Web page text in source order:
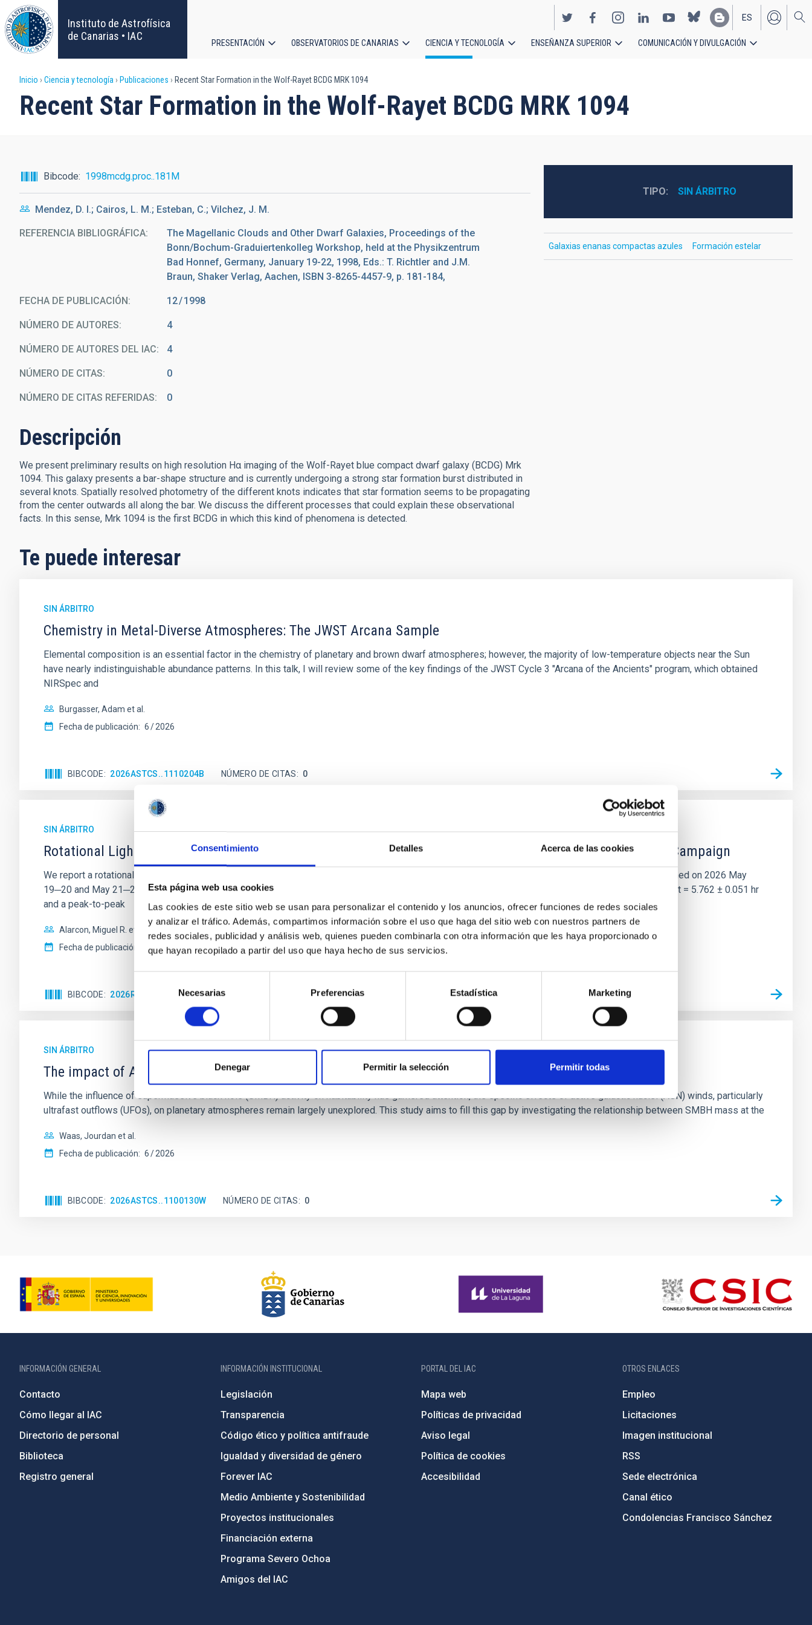
Consentimiento Detalles Acerca de las cookies
Esta página web usa cookies
Las cookies de este sitio web se usan para personalizar el contenido y los anuncios, ofrecer funciones de redes sociales
y analizar el tráfico. Además, compartimos información sobre el uso que haga del sitio web con nuestros partners de
redes sociales, publicidad y análisis web, quienes pueden combinarla con otra información que les haya proporcionado o
que hayan recopilado a partir del uso que haya hecho de sus servicios.
de
consentimiento
Necesarias Preferencias Estadística Marketing
Denegar Permitir la selección Permitir todas
Pasar
al
contenido
principal
Instituto de Astrofísica
de Canarias • IAC
EN
ES
principal
PRESENTACIÓN OBSERVATORIOS DE CANARIAS CIENCIA Y TECNOLOGÍA ENSEÑANZA SUPERIOR COMUNICACIÓN Y DIVULGACIÓN
Sobrescribir
enlaces
ayuda
a
la
Inicio Ciencia y tecnología Publicaciones Recent Star Formation in the Wolf-Rayet BCDG MRK 1094
Recent Star Formation in the Wolf-Rayet BCDG MRK 1094
Bibcode 1998mcdg.proc..181M
Mendez, D. I.; Cairos, L. M.; Esteban, C.; Vilchez, J. M.
REFERENCIA BIBLIOGRÁFICA
The Magellanic Clouds and Other Dwarf Galaxies, Proceedings of the
Bonn/Bochum-Graduiertenkolleg Workshop, held at the Physikzentrum
Bad Honnef, Germany, January 19-22, 1998, Eds.: T. Richtler and J.M.
Braun, Shaker Verlag, Aachen, ISBN 3-8265-4457-9, p. 181-184,
FECHA DE PUBLICACIÓN: 12 1998
NÚMERO DE AUTORES 4
NÚMERO DE AUTORES DEL IAC 4
NÚMERO DE CITAS 0
NÚMERO DE CITAS REFERIDAS 0
Descripción
We present preliminary results on high resolution Hα imaging of the Wolf-Rayet blue compact dwarf galaxy (BCDG) Mrk
1094. This galaxy presents a bar-shape structure and is currently undergoing a strong star formation burst distributed in
several knots. Spatially resolved photometry of the different knots indicates that star formation seems to be propagating
from the center outwards all along the bar. We discuss the different processes that could explain these observational
facts. In this sense, Mrk 1094 is the first BCDG in which this kind of phenomena is detected.
TIPO SIN ÁRBITRO
Galaxias enanas compactas azules Formación estelar
Te puede interesar
SIN ÁRBITRO
Chemistry in Metal-Diverse Atmospheres: The JWST Arcana Sample
Elemental composition is an essential factor in the chemistry of planetary and brown dwarf atmospheres; however, the majority of low-temperature objects near the Sun
have nearly indistinguishable abundance patterns. In this talk, I will review some of the key findings of the JWST Cycle 3 "Arcana of the Ancients" program, which obtained
NIRSpec and
Burgasser, Adam et al.
Fecha de publicación: 6 2026
BIBCODE 2026ASTCS..1110204B NÚMERO DE CITAS 0
SIN ÁRBITRO
Rotational Light Curve and Photometric Baseline of (15094) Polymele in Support of the Lucy Mutual Event Campaign
We report a rotational light curve and Fourier baseline model for the Jupiter Trojan (15094) Polymele, a primary target of the NASA Lucy mission, obtained on 2026 May
19─20 and May 21─22 UT with the Two-meter Twin Telescope (TTT). Phase-Dispersion Minimization over the combined two-night dataset yields P rot = 5.762 ± 0.051 hr
and a peak-to-peak
Alarcon, Miguel R. et al.
Fecha de publicación:
5 2026
BIBCODE 2026RNAAS..10..143A NÚMERO DE CITAS
SIN ÁRBITRO
The impact of Active Galactic Nuclei on Habitable Worlds
While the influence of supermassive black hole (SMBH) activity on habitability has garnered attention, the specific effects of active galactic nuclei (AGN) winds, particularly
ultrafast outflows (UFOs), on planetary atmospheres remain largely unexplored. This study aims to fill this gap by investigating the relationship between SMBH mass at the
Waas, Jourdan et al.
Fecha de publicación: 6 2026
BIBCODE 2026ASTCS..1100130W NÚMERO DE CITAS 0
INFORMACIÓN GENERAL
Contacto
Cómo llegar al IAC
Directorio de personal
Biblioteca
Registro general
INFORMACIÓN INSTITUCIONAL
Legislación
Transparencia
Código ético y política antifraude
Igualdad y diversidad de género
Forever IAC
Medio Ambiente y Sostenibilidad
Proyectos institucionales
Financiación externa
Programa Severo Ochoa
Amigos del IAC
PORTAL DEL IAC
Mapa web
Políticas de privacidad
Aviso legal
Política de cookies
Accesibilidad
OTROS ENLACES
Empleo
Licitaciones
Imagen institucional
RSS
Sede electrónica
Canal ético
Condolencias Francisco Sánchez